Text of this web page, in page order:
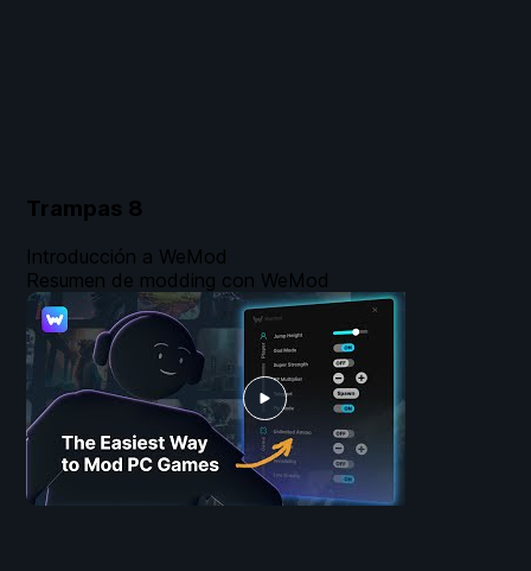
Trampas 8
Introducción a WeMod
Resumen de modding con WeMod